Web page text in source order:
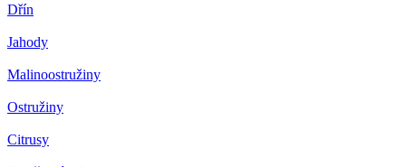
Dřín
Jahody
Malinoostružiny
Ostružiny
Citrusy